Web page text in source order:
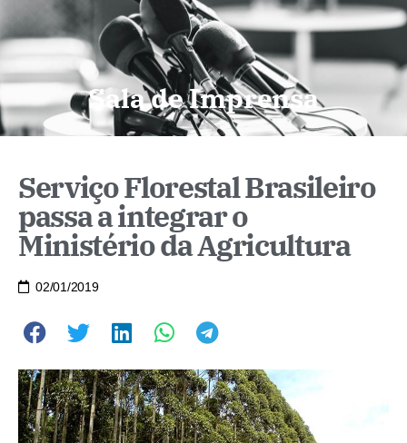
Sala de Imprensa
Serviço Florestal Brasileiro
passa a integrar o
Ministério da Agricultura
02/01/2019